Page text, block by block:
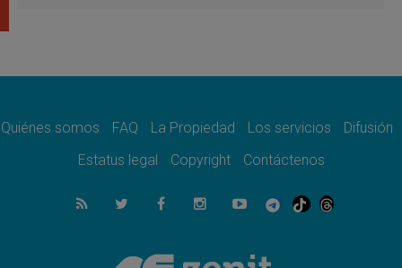
07.08.2026
07.08.2026
el compromiso del cristiano"
La matanza de niños en Gaza no cesa: 300
muertos en 300 días
Tagle: La guerra desfigura el mundo, solo la
revelación de Dios lo transfigura
Quiénes somos FAQ La Propiedad Los servicios
Difusión
Estatus legal
Copyright Contáctenos